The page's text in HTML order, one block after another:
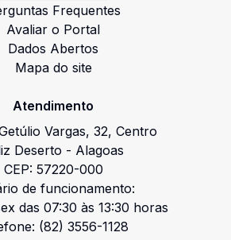
Frequentes
Avaliar o Portal
Dados Abertos
Mapa do site
Atendimento
Vargas, 32, Centro
Deserto - Alagoas
CEP: 57220-000
de funcionamento:
das 07:30 às 13:30 horas
(82) 3556-1128